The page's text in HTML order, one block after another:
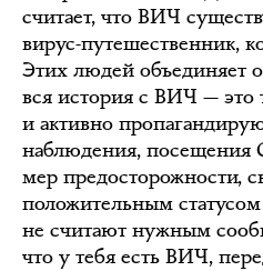
считает, что ВИЧ
вирус-путешественник,
Этих людей объединяет
вся история с ВИЧ — это
и активно
наблюдения, посещения
мер предосторожности,
положительным
не считают нужным
что у тебя есть ВИЧ,